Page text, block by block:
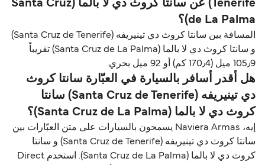
Tenerife) عن سانتا كروث دي لا بالما (Santa Cruz
de La Palma)؟
المسافة بين سانتا كروث دي تينيريفه (Santa Cruz de Tenerife)
و سانتا كروث دي لا بالما (Santa Cruz de La Palma) تقريباً
105٫9 ميل (170٫4 كم) أو 92 ميل بحري.
هل أقدر أسافر بالسيارة في العبّارة سانتا كروث
دي تينيريفه (Santa Cruz de Tenerife) سانتا
كروث دي لا بالما (Santa Cruz de La Palma)؟
إيه، Naviera Armas يسمحون بالسيارات على متن العبّارات بين
سانتا كروث دي تينيريفه (Santa Cruz de Tenerife) و سانتا
كروث دي لا بالما (Santa Cruz de La Palma). استخدم Direct